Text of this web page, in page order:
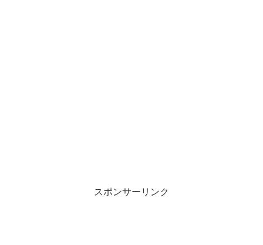
スポンサーリンク